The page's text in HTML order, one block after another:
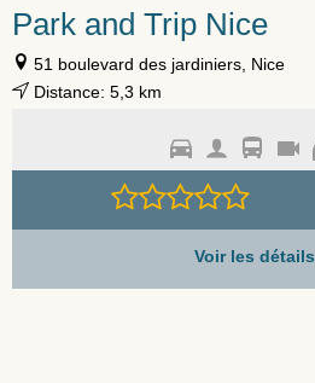
Park and Trip Nice
51 boulevard des jardiniers, Nice
Distance: 5,3 km
Voir les détails